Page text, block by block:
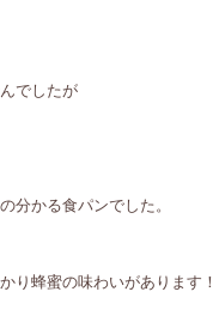
でしたが
分かる食パンでした。
り蜂蜜の味わいがあります！